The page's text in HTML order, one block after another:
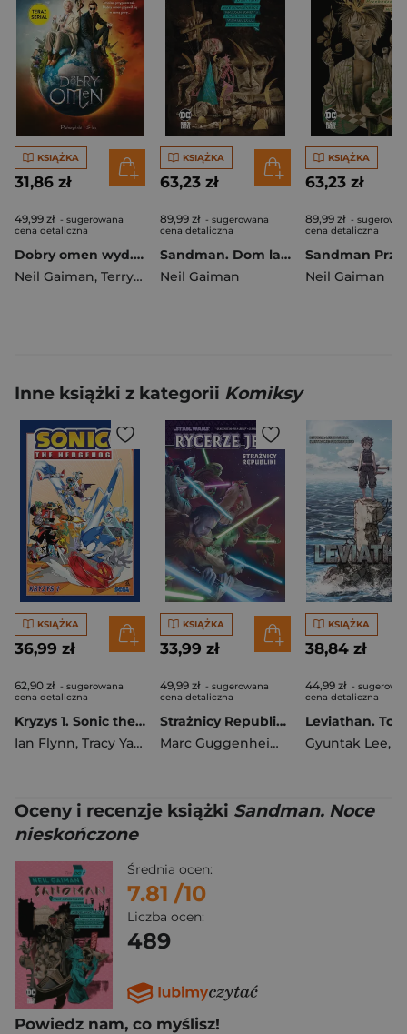
KSIĄŻKA
31,86 zł
49,99 zł - sugerowana
cena detaliczna
Dobry omen wyd. 2025
Neil Gaiman, Terry Pratchett
KSIĄŻKA
63,23 zł
89,99 zł - sugerowana
cena detaliczna
Sandman. Dom lalki. Tom 2
Neil Gaiman
KSIĄŻKA
63,23 zł
89,99 zł -
cena detaliczna
Neil Gaiman
Inne książki z kategorii Komiksy
KSIĄŻKA
36,99 zł
62,90 zł - sugerowana
cena detaliczna
Kryzys 1. Sonic the Hedgehog. Tom 9 wyd. 2
Ian Flynn, Tracy Yardley ,Jack Lawrence
KSIĄŻKA
33,99 zł
49,99 zł - sugerowana
cena detaliczna
Strażnicy Republiki. Star Wars. Rycerze Jedi. Tom 1
Marc Guggenheim
Musabekov
KSIĄŻKA
38,84 zł
44,99 zł -
cena detaliczna
Leviathan. Tom
Gyuntak Lee,
Oceny i recenzje książki Sandman. Noce
nieskończone
Średnia ocen:
7.81 /10
Liczba ocen:
489
Powiedz nam, co myślisz!